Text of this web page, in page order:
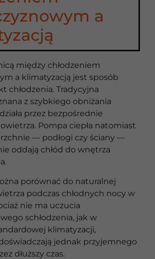
a
między chłodzeniem
a klimatyzacją jest sposób
chłodzenia. Tradycyjna
z szybkiego obniżania
przez bezpośrednie
Pompa ciepła natomiast
— podłogi czy ściany —
oddają chłód do wnętrza
porównać do naturalnej
podczas chłodnych nocy w
nie ma uczucia
schłodzenia, jak w
klimatyzacji,
jednak przyjemnego
dłuższy czas.